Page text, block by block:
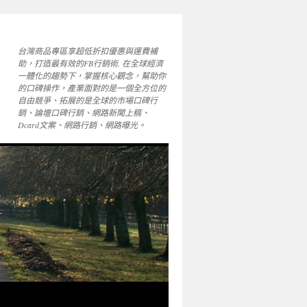
台灣商品專區享超低折扣優惠與運費補
助，打造最有效的FB行銷術. 在全球經濟
一體化的趨勢下，掌握核心觀念，幫助你
的口碑操作，產業面對的是一個全方位的
自由競爭、拓展的是全球的市場口碑行
銷、論壇口碑行銷、網路新聞上稿、
Dcard文案、網路行銷、網路曝光。